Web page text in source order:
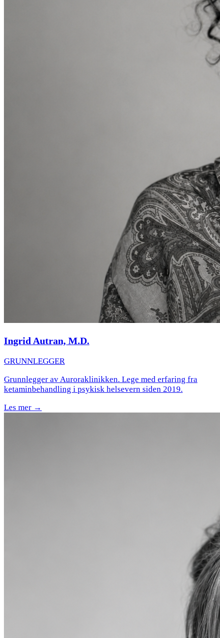
Ingrid Autran, M.D.
GRUNNLEGGER
Grunnlegger av Auroraklinikken. Lege med erfaring fra
ketaminbehandling i psykisk helsevern siden 2019.
Les mer →